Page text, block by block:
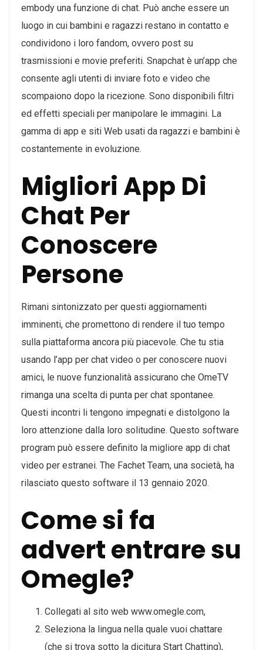
embody una funzione di chat. Può anche essere un
luogo in cui bambini e ragazzi restano in contatto e
condividono i loro fandom, ovvero post su
trasmissioni e movie preferiti. Snapchat è un’app che
consente agli utenti di inviare foto e video che
scompaiono dopo la ricezione. Sono disponibili filtri
ed effetti speciali per manipolare le immagini. La
gamma di app e siti Web usati da ragazzi e bambini è
costantemente in evoluzione.
Migliori App Di
Chat Per
Conoscere
Persone
Rimani sintonizzato per questi aggiornamenti
imminenti, che promettono di rendere il tuo tempo
sulla piattaforma ancora più piacevole. Che tu stia
usando l’app per chat video o per conoscere nuovi
amici, le nuove funzionalità assicurano che OmeTV
rimanga una scelta di punta per chat spontanee.
Questi incontri li tengono impegnati e distolgono la
loro attenzione dalla loro solitudine. Questo software
program può essere definito la migliore app di chat
video per estranei. The Fachet Team, una società, ha
rilasciato questo software il 13 gennaio 2020.
Come si fa
advert entrare su
Omegle?
Collegati al sito web www.omegle.com,
Seleziona la lingua nella quale vuoi chattare
(che si trova sotto la dicitura Start Chatting),